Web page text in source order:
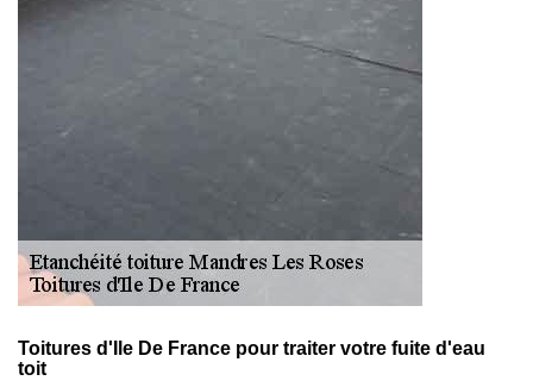
Toitures d'Ile De France pour traiter votre fuite d'eau
toit